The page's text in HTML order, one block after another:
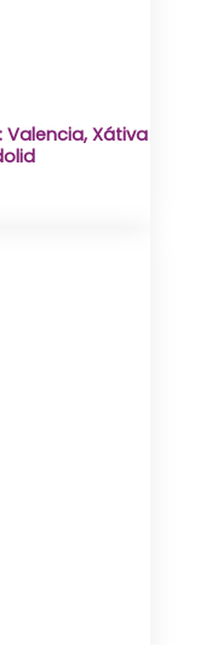
Valencia, Xátiva